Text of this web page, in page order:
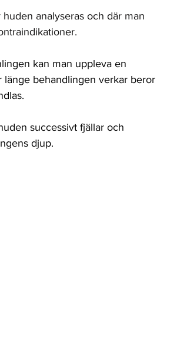
analyseras och där man
kan man uppleva en
länge behandlingen verkar beror
successivt fjällar och
djup.